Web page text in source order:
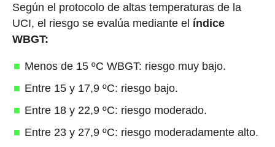
Según el protocolo de altas temperaturas de la
UCI, el riesgo se evalúa mediante el índice
WBGT:
Menos de 15 ºC WBGT: riesgo muy bajo.
Entre 15 y 17,9 ºC: riesgo bajo.
Entre 18 y 22,9 ºC: riesgo moderado.
Entre 23 y 27,9 ºC: riesgo moderadamente alto.